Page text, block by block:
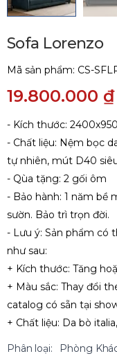
Sofa Lorenzo
Mã sản phẩm: CS-
19.800.000 ₫
- Kích thước:
- Chất liệu: Nệm bọc
tự nhiên, mút D40
- Qùa tặng: 2 gối ôm
- Bảo hành: 1 năm bề
sườn. Bảo trì trọn đời.
- Lưu ý: Sản phẩm có
như sau:
+ Kích thước: Tăng
+ Màu sắc: Thay đổi
catalog có sẵn tại
+ Chất liệu: Da bò
Phân loại: Phòng